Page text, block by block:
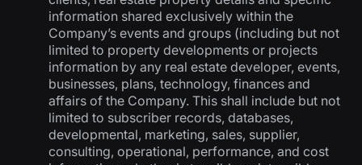
information shared exclusively within the
Company’s events and groups (including but not
limited to property developments or projects
information by any real estate developer, events,
businesses, plans, technology, finances and
affairs of the Company. This shall include but not
limited to subscriber records, databases,
developmental, marketing, sales, supplier,
consulting, operational, performance, and cost